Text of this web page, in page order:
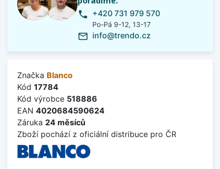
phone +420 731 979 570
Po-Pá 9-12, 13-17
mail_outline info@trendo.cz
Značka Blanco
Kód 17784
Kód výrobce 518886
EAN 4020684590624
Záruka 24 měsíců
Zboží pochází z oficiální distribuce pro ČR